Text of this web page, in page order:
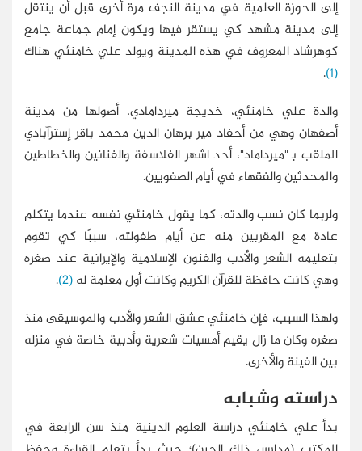
إلى الحوزة العلمية في مدينة النجف مرة أخرى قبل أن ينتقل
إلى مدينة مشهد كي يستقر فيها ويكون إمام جماعة جامع
كوهرشاد المعروف في هذه المدينة ويولد علي خامنئي هناك
(1)
.
والدة علي خامنئي، خديجة ميردامادي، أصولها من مدينة
أصفهان وهي من أحفاد مير برهان‌ الدين محمد باقر إسترآبادي
الملقب بـ"ميرداماد"، أحد اشهر الفلاسفة والفنانين والخطاطين
والمحدثين والفقهاء في أيام الصفويين.
ولربما كان نسب والدته، كما يقول خامنئي نفسه عندما يتكلم
عادة مع المقربين منه عن أيام طفولته، سببًا كي تقوم
بتعليمه الشعر والأدب والفنون الإسلامية والإيرانية عند صغره
وهي كانت حافظة للقرآن الكريم وكانت أول معلمة له(2)
.
ولهذا السبب، فإن خامنئي عشق الشعر والأدب والموسيقى منذ
صغره وكان ما زال يقيم أمسيات شعرية وأدبية خاصة في منزله
بين الفينة والأخرى.
دراسته وشبابه
بدأ علي خامنئي دراسة العلوم الدينية منذ سن الرابعة في